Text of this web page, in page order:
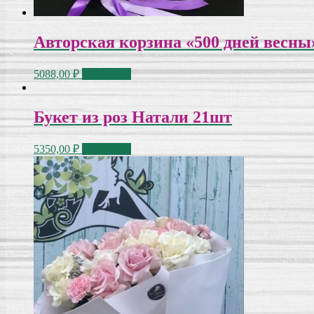
Авторская корзина «500 дней
5088,00₽
Букет из роз Натали 21шт
5350,00 ₽